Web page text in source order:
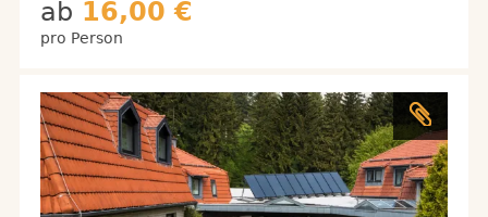
ab 16,00 €
pro Person